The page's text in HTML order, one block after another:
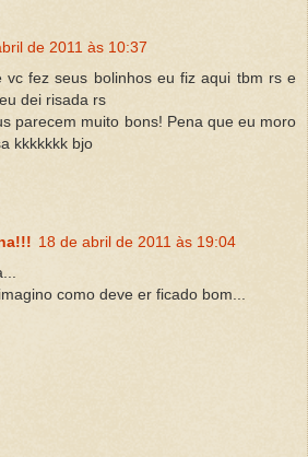
de 2011 às 10:37
vc fez seus bolinhos eu fiz aqui tbm rs e
dei risada rs
parecem muito bons! Pena que eu moro
kkkkkkk bjo
18 de abril de 2011 às 19:04
como deve er ficado bom...